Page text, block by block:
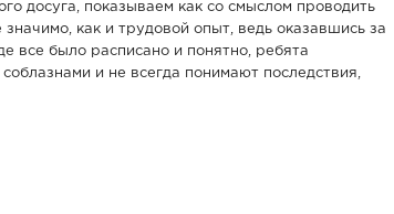
досуга, показываем как со смыслом проводить
как и трудовой опыт, ведь оказавшись за
все было расписано и понятно, ребята
и не всегда понимают последствия,